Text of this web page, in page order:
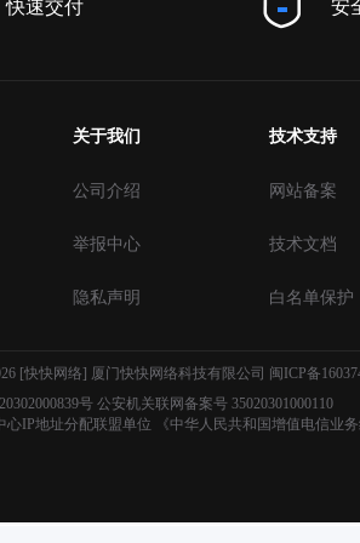
快速交付 安
关于我们
公司介绍
举报中心
隐私声明
技术支持
网站备案
技术文档
白名单保护
[快快网络] 厦门快快网络科技有限公司 闽ICP备
号 公安机关联网备案号 35020301000110
心IP地址分配联盟单位
《中华人民共和国增值电信业